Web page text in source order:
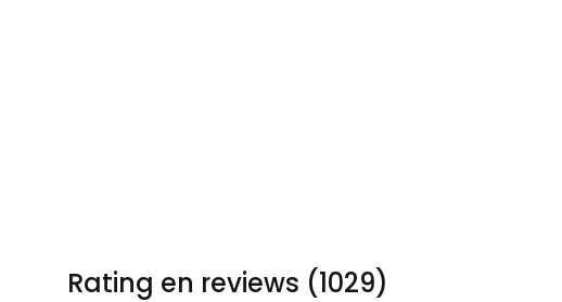
Rating en reviews (1029)